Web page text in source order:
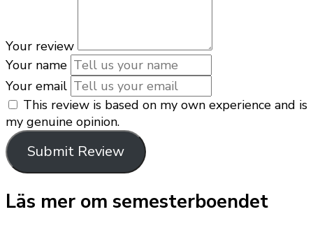
Your review
Your name
Your email
This review is based on my own experience and is
my genuine opinion.
Submit Review
Läs mer om semesterboendet